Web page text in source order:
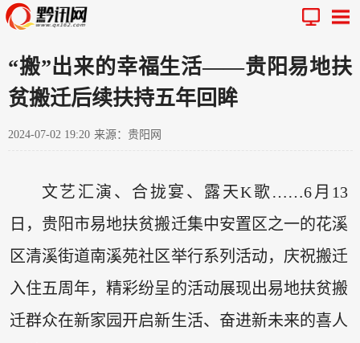
“搬”出来的幸福生活——贵阳易地扶
贫搬迁后续扶持五年回眸
2024-07-02 19:20 来源：贵阳网
文艺汇演、合拢宴、露天K歌……6月13
日，贵阳市易地扶贫搬迁集中安置区之一的花溪
区清溪街道南溪苑社区举行系列活动，庆祝搬迁
入住五周年，精彩纷呈的活动展现出易地扶贫搬
迁群众在新家园开启新生活、奋进新未来的喜人